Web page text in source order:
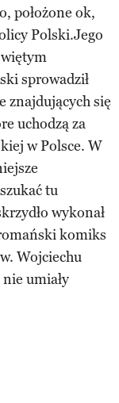
położone ok,
Polski.Jego
sprowadził
znajdujących się
uchodzą za
w Polsce. W
tu
wykonał
komiks
Wojciechu
umiały